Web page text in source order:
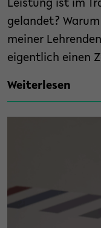
Leistung ist im
gelandet?
meiner
eigentlich einen
Weiterlesen